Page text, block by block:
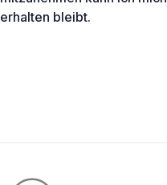
erhalten bleibt.